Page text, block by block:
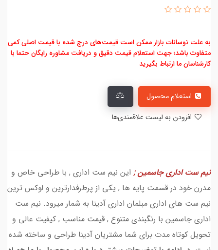
به علت نوسانات بازار ممکن است قیمت‌های درج شده با قیمت اصلی کمی
متفاوت باشد؛ جهت استعلام قیمت دقیق و دریافت مشاوره رایگان حتما با
کارشناسان ما ارتباط بگیرید
نیم ست اداری جاسمین ; این نیم ست اداری , با طراحی خاص و
مدرن خود در قسمت پایه ها , یکی از پرطرفدارترین و لوکس ترین
نیم ست های اداری مبلمان اداری آدینا به شمار میرود. نیم ست
اداری جاسمین با رنگبندی متنوع , قیمت مناسب , کیفیت عالی و
تحویل کوتاه مدت برای شما مشتریان آدینا طراحی و ساخته شده